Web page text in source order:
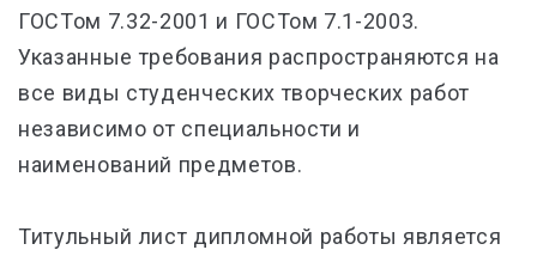
ГОСТом 7.32-2001 и ГОСТом 7.1-2003.
Указанные требования распространяются на
все виды студенческих творческих работ
независимо от специальности и
наименований предметов.
Титульный лист дипломной работы является